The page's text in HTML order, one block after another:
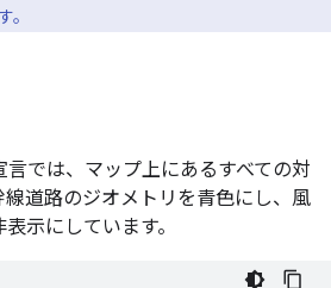
。
言では、マップ上にあるすべての対
道路のジオメトリを青色にし、風
示にしています。